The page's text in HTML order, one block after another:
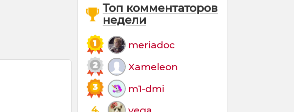
Топ комментаторов
недели
meriadoc
Xameleon
m1-dmi